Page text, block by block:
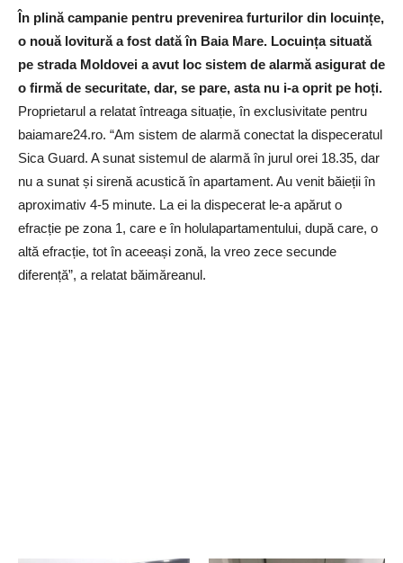
În plină campanie pentru prevenirea furturilor din locuințe,
o nouă lovitură a fost dată în Baia Mare. Locuința situată
pe strada Moldovei a avut loc sistem de alarmă asigurat de
o firmă de securitate, dar, se pare, asta nu i-a oprit pe hoți.
Proprietarul a relatat întreaga situație, în exclusivitate pentru
baiamare24.ro. “Am sistem de alarmă conectat la dispeceratul
Sica Guard. A sunat sistemul de alarmă în jurul orei 18.35, dar
nu a sunat și sirenă acustică în apartament. Au venit băieții în
aproximativ 4-5 minute. La ei la dispecerat le-a apărut o
efracție pe zona 1, care e în holulapartamentului, după care, o
altă efracție, tot în aceeași zonă, la vreo zece secunde
diferență”, a relatat băimăreanul.